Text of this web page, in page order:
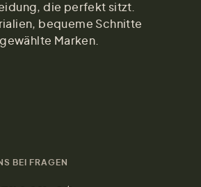
die perfekt sitzt.
bequeme Schnitte
Marken.
BEI FRAGEN